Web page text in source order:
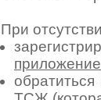
При
приложение